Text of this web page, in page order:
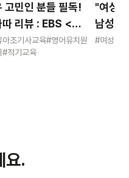
고민인 분들 필독!
따 리뷰 : EBS <
아 사교육 보고서>
아조기사교육#영어유치원
#적기교육
"여성
남성의
묻는
#여성의날
요.